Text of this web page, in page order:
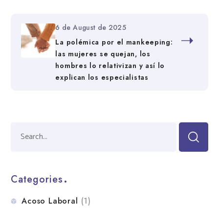
6 de August de 2025
La polémica por el mankeeping:
las mujeres se quejan, los
hombres lo relativizan y así lo
explican los especialistas
Categories
Acoso Laboral (1)